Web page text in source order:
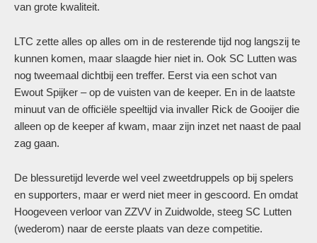
van grote kwaliteit.
LTC zette alles op alles om in de resterende tijd nog langszij te
kunnen komen, maar slaagde hier niet in. Ook SC Lutten was
nog tweemaal dichtbij een treffer. Eerst via een schot van
Ewout Spijker – op de vuisten van de keeper. En in de laatste
minuut van de officiële speeltijd via invaller Rick de Gooijer die
alleen op de keeper af kwam, maar zijn inzet net naast de paal
zag gaan.
De blessuretijd leverde wel veel zweetdruppels op bij spelers
en supporters, maar er werd niet meer in gescoord. En omdat
Hoogeveen verloor van ZZVV in Zuidwolde, steeg SC Lutten
(wederom) naar de eerste plaats van deze competitie.